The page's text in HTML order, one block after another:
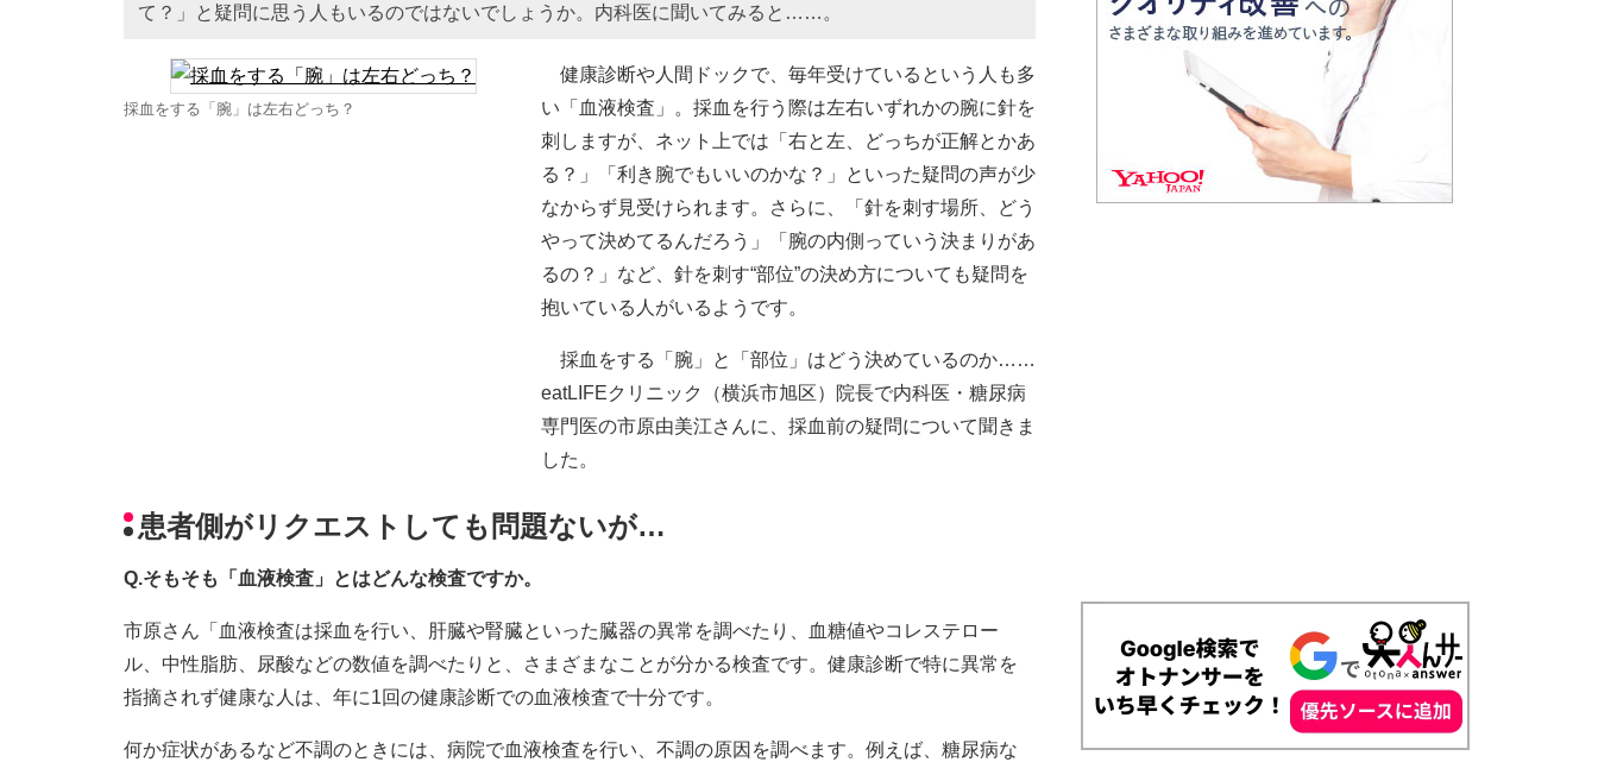
て？」と疑問に思う人もいるのではないでしょうか。内科医に聞いてみると……。
採血をする「腕」は左右どっち？
健康診断や人間ドックで、毎年受けているという人も多
い「血液検査」。採血を行う際は左右いずれかの腕に針を
刺しますが、ネット上では「右と左、どっちが正解とかあ
る？」「利き腕でもいいのかな？」といった疑問の声が少
なからず見受けられます。さらに、「針を刺す場所、どう
やって決めてるんだろう」「腕の内側っていう決まりがあ
るの？」など、針を刺す“部位”の決め方についても疑問を
抱いている人がいるようです。
採血をする「腕」と「部位」はどう決めているのか……
eatLIFEクリニック（横浜市旭区）院長で内科医・糖尿病
専門医の市原由美江さんに、採血前の疑問について聞きま
した。
患者側がリクエストしても問題ないが…
Q.そもそも「血液検査」とはどんな検査ですか。
市原さん「血液検査は採血を行い、肝臓や腎臓といった臓器の異常を調べたり、血糖値やコレステロー
ル、中性脂肪、尿酸などの数値を調べたりと、さまざまなことが分かる検査です。健康診断で特に異常を
指摘されず健康な人は、年に1回の健康診断での血液検査で十分です。
何か症状があるなど不調のときには、病院で血液検査を行い、不調の原因を調べます。例えば、糖尿病な